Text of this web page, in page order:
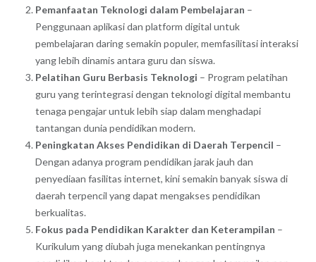
Pemanfaatan Teknologi dalam Pembelajaran –
Penggunaan aplikasi dan platform digital untuk
pembelajaran daring semakin populer, memfasilitasi interaksi
yang lebih dinamis antara guru dan siswa.
Pelatihan Guru Berbasis Teknologi – Program pelatihan
guru yang terintegrasi dengan teknologi digital membantu
tenaga pengajar untuk lebih siap dalam menghadapi
tantangan dunia pendidikan modern.
Peningkatan Akses Pendidikan di Daerah Terpencil –
Dengan adanya program pendidikan jarak jauh dan
penyediaan fasilitas internet, kini semakin banyak siswa di
daerah terpencil yang dapat mengakses pendidikan
berkualitas.
Fokus pada Pendidikan Karakter dan Keterampilan –
Kurikulum yang diubah juga menekankan pentingnya